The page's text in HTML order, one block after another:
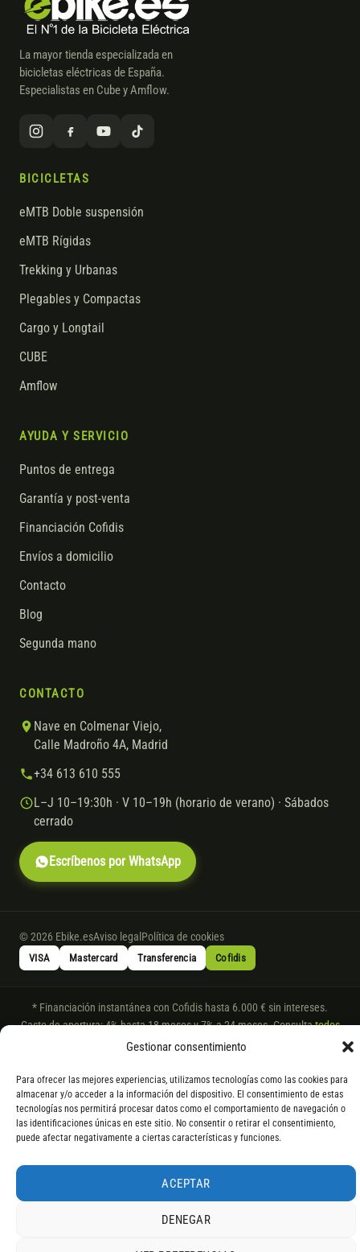
Gestionar consentimiento
Para ofrecer las mejores experiencias, utilizamos tecnologías como las cookies para
almacenar y/o acceder a la información del dispositivo. El consentimiento de estas
tecnologías nos permitirá procesar datos como el comportamiento de navegación o
las identificaciones únicas en este sitio. No consentir o retirar el consentimiento,
puede afectar negativamente a ciertas características y funciones.
ACEPTAR
DENEGAR
La mayor tienda especializada en
bicicletas eléctricas de España.
Especialistas en Cube y Amflow.
BICICLETAS
eMTB Doble suspensión
eMTB Rígidas
Trekking y Urbanas
Plegables y Compactas
Cargo y Longtail
CUBE
Amflow
AYUDA Y SERVICIO
Puntos de entrega
Garantía y post-venta
Financiación Cofidis
Envíos a domicilio
Contacto
Blog
Segunda mano
CONTACTO
Nave en Colmenar Viejo,
Calle Madroño 4A, Madrid
+34 613 610 555
L–J 10–19:30h · V 10–19h (horario de verano) · Sábados
cerrado
Escríbenos por WhatsApp
© 2026 Ebike.esAviso legal Política de cookies
VISA Mastercard Transferencia Cofidis
* Financiación instantánea con Cofidis hasta 6.000 € sin intereses.
Gasto de apertura: 4% hasta 18 meses y 7% a 24 meses. Consultatodos
los detallespor WhatsApp.
pago; los de bajo pedido se confirman con un asesor. Si no fuera posible
servir el producto, se devuelve el importe sin coste. La información de
componentes es orientativa; los fabricantes pueden sustituir elementos
por otros equivalentes o superiores.